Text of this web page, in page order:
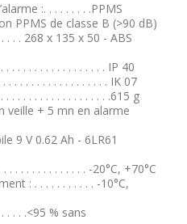
:. . . . . . . . .PPMS
PPMS de classe B (>90 dB)
. . . 268 x 135 x 50 - ABS
. . . . . . . . . . . . . . . . . IP 40
. . . . . . . . . . . . . . . . . IK 07
. . . . . . . . . . . . . . . . . .615 g
veille + 5 mn en alarme
9 V 0.62 Ah - 6LR61
. . . . . . . . . . . . . -20°C, +70°C
: . . . . . . . . . . . -10°C,
. . . .<95 % sans